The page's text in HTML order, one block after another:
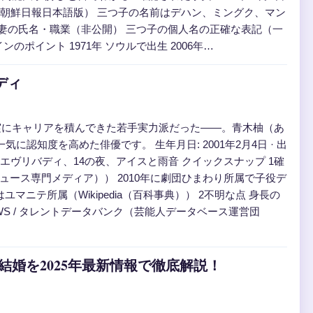
鮮日報日本語版） 三つ子の名前はデハン、ミングク、マン
氏名・職業（非公開） 三つ子の個人名の正確な表記（一
のポイント 1971年 ソウルで出生 2006年…
ィ
キャリアを積んできた若手実力派だった——。青木柚（あ
に認知度を高めた俳優です。 生年月日: 2001年2月4日 · 出
ヴリバディ、14の夜、アイスと雨音 クイックスナップ 1確
ース専門メディア）） 2010年に劇団ひまわり所属で子役デ
マニテ所属（Wikipedia（百科事典）） 2不明な点 身長の
/ タレントデータバンク（芸能人データベース運営団
を2025年最新情報で徹底解説！